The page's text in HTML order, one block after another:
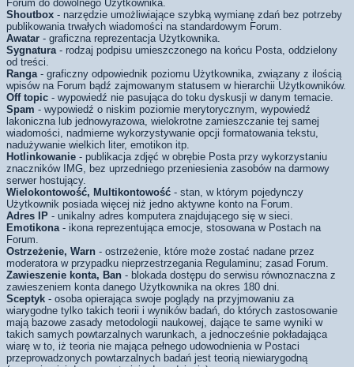
Forum do dowolnego Użytkownika.
Shoutbox - narzędzie umożliwiające szybką wymianę zdań bez potrzeby
publikowania trwałych wiadomości na standardowym Forum.
Awatar - graficzna reprezentacja Użytkownika.
Sygnatura- rodzaj podpisu umieszczonego na końcu Posta, oddzielony
od treści.
Ranga- graficzny odpowiednik poziomu Użytkownika, związany z ilością
wpisów na Forum bądź zajmowanym statusem w hierarchii Użytkowników.
Off topic - wypowiedź nie pasująca do toku dyskusji w danym temacie.
Spam - wypowiedź o niskim poziomie merytorycznym, wypowiedź
lakoniczna lub jednowyrazowa, wielokrotne zamieszczanie tej samej
wiadomości, nadmierne wykorzystywanie opcji formatowania tekstu,
nadużywanie wielkich liter, emotikon itp.
Hotlinkowanie - publikacja zdjęć w obrębie Posta przy wykorzystaniu
znaczników IMG, bez uprzedniego przeniesienia zasobów na darmowy
serwer hostujący.
Wielokontowość, Multikontowość - stan, w którym pojedynczy
Użytkownik posiada więcej niż jedno aktywne konto na Forum.
Adres IP - unikalny adres komputera znajdującego się w sieci.
Emotikona- ikona reprezentująca emocje, stosowana w Postach na
Forum.
Ostrzeżenie, Warn - ostrzeżenie, które może zostać nadane przez
moderatora w przypadku nieprzestrzegania Regulaminu; zasad Forum.
Zawieszenie konta, Ban - blokada dostępu do serwisu równoznaczna z
zawieszeniem konta danego Użytkownika na okres 180 dni.
Sceptyk - osoba opierająca swoje poglądy na przyjmowaniu za
wiarygodne tylko takich teorii i wyników badań, do których zastosowanie
mają bazowe zasady metodologii naukowej, dające te same wyniki w
takich samych powtarzalnych warunkach, a jednocześnie pokładająca
wiarę w to, iż teoria nie mająca pełnego udowodnienia w Postaci
przeprowadzonych powtarzalnych badań jest teorią niewiarygodną